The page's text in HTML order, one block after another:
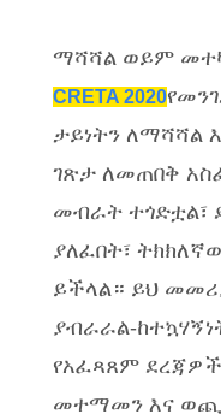
ማሻሻል ወይም
CRETA 2020
ታይነትን ለማሻሻል
ገጽታ ለመጠበቅ
መብራት ተጎድቷል፣
ያለፈበት፣
ይችላል። ይህ
ያብራራል-
የአፈጻጸም
መተማመን እና ወጪ